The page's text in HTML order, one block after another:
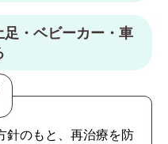
・ベビーカー・車
針のもと、再治療を防